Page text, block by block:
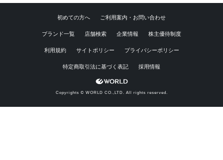
初めての方へ ご利用案内・お問い合わせ
ブランド一覧 店舗検索 企業情報 株主優待制度
利用規約 サイトポリシー プライバシーポリシー
特定商取引法に基づく表記 採用情報
Copyrights © WORLD CO.,LTD. All rights reserved.